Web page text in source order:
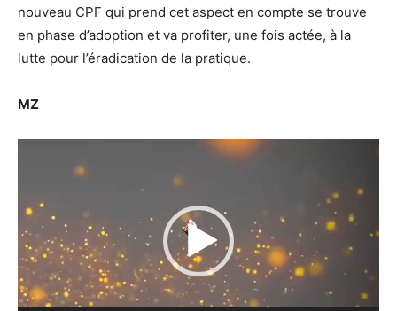
nouveau CPF qui prend cet aspect en compte se trouve
en phase d’adoption et va profiter, une fois actée, à la
lutte pour l’éradication de la pratique.
MZ
Lecteur